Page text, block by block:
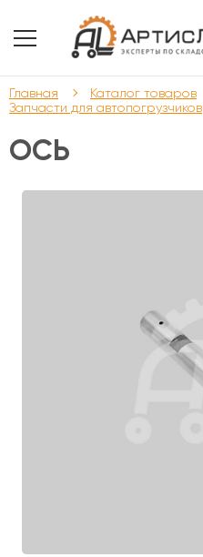
Главная
Каталог товаров
Запчасти для автопогрузчиков
ОСЬ